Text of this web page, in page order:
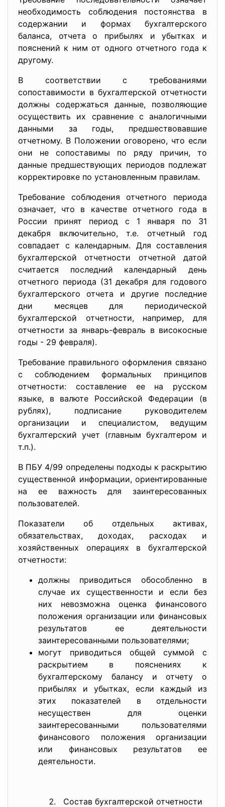
необходимость соблюдения постоянства в
содержании и формах бухгалтерского
баланса, отчета о прибылях и убытках и
пояснений к ним от одного отчетного года к
другому.
В соответствии с требованиями
сопоставимости в бухгалтерской отчетности
должны содержаться данные, позволяющие
осуществить их сравнение с аналогичными
данными за годы, предшествовавшие
отчетному. В Положении оговорено, что если
они не сопоставимы по ряду причин, то
данные предшествующих периодов подлежат
корректировке по установленным правилам.
Требование соблюдения отчетного периода
означает, что в качестве отчетного года в
России принят период с 1 января по 31
декабря включительно, т.е. отчетный год
совпадает с календарным. Для составления
бухгалтерской отчетности отчетной датой
считается последний календарный день
отчетного периода (31 декабря для годового
бухгалтерского отчета и другие последние
дни месяцев для периодической
бухгалтерской отчетности, например, для
отчетности за январь-февраль в високосные
годы - 29 февраля).
Требование правильного оформления связано
с соблюдением формальных принципов
отчетности: составление ее на русском
языке, в валюте Российской Федерации (в
рублях), подписание руководителем
организации и специалистом, ведущим
бухгалтерский учет (главным бухгалтером и
т.п.).
В ПБУ 4/99 определены подходы к раскрытию
существенной информации, ориентированные
на ее важность для заинтересованных
пользователей.
Показатели об отдельных активах,
обязательствах, доходах, расходах и
хозяйственных операциях в бухгалтерской
отчетности:
должны приводиться обособленно в
случае их существенности и если без
них невозможна оценка финансового
положения организации или финансовых
результатов ее деятельности
заинтересованными пользователями;
могут приводиться общей суммой с
раскрытием в пояснениях к
бухгалтерскому балансу и отчету о
прибылях и убытках, если каждый из
этих показателей в отдельности
несуществен для оценки
заинтересованными пользователями
финансового положения организации
или финансовых результатов ее
деятельности.
Состав бухгалтерской отчетности